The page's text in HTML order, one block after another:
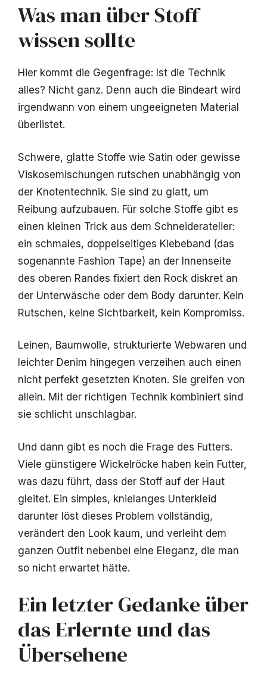
Was man über Stoff
wissen sollte
Hier kommt die Gegenfrage: Ist die Technik
alles? Nicht ganz. Denn auch die Bindeart wird
irgendwann von einem ungeeigneten Material
überlistet.
Schwere, glatte Stoffe wie Satin oder gewisse
Viskosemischungen rutschen unabhängig von
der Knotentechnik. Sie sind zu glatt, um
Reibung aufzubauen. Für solche Stoffe gibt es
einen kleinen Trick aus dem Schneideratelier:
ein schmales, doppelseitiges Klebeband (das
sogenannte Fashion Tape) an der Innenseite
des oberen Randes fixiert den Rock diskret an
der Unterwäsche oder dem Body darunter. Kein
Rutschen, keine Sichtbarkeit, kein Kompromiss.
Leinen, Baumwolle, strukturierte Webwaren und
leichter Denim hingegen verzeihen auch einen
nicht perfekt gesetzten Knoten. Sie greifen von
allein. Mit der richtigen Technik kombiniert sind
sie schlicht unschlagbar.
Und dann gibt es noch die Frage des Futters.
Viele günstigere Wickelröcke haben kein Futter,
was dazu führt, dass der Stoff auf der Haut
gleitet. Ein simples, knielanges Unterkleid
darunter löst dieses Problem vollständig,
verändert den Look kaum, und verleiht dem
ganzen Outfit nebenbei eine Eleganz, die man
so nicht erwartet hätte.
Ein letzter Gedanke über
das Erlernte und das
Übersehene